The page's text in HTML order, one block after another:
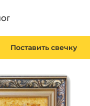
Поставить свечку